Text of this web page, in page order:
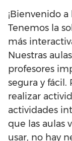
¡Bienvenido
Tenemos la
más
Nuestras
profesores
segura y
realizar
actividades
que las aulas
usar, no hay